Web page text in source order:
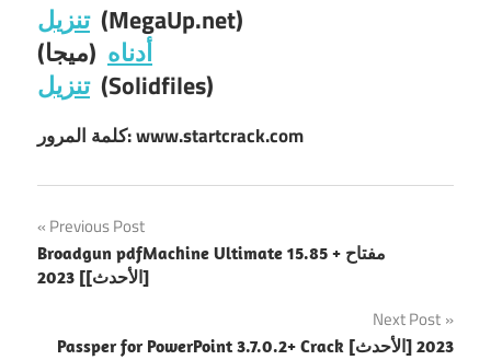
تنزيل(MegaUp.net)
أدناه (ميجا)
تنزيل(Solidfiles)
كلمة المرور: www.startcrack.com
Post
navigation
Previous Post
Broadgun pdfMachine Ultimate 15.85 + مفتاح
[الأحدث]] 2023
Next Post
Passper for PowerPoint 3.7.0.2+ Crack [الأحدث] 2023